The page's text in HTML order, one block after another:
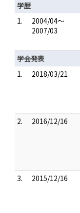
学歴
1.
2004/04～
2007/03
学会発表
1.
2018/03/21
2.
2016/12/16
3.
2015/12/16